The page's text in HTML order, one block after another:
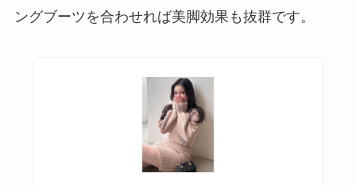
ングブーツを合わせれば美脚効果も抜群です。